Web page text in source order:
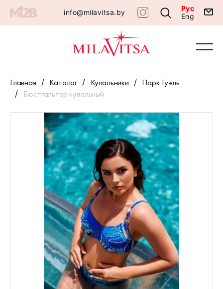
info@milavitsa.by
Рус
Eng
Главная Каталог Купальники
Парк Гуэль
Бюстгальтер купальный